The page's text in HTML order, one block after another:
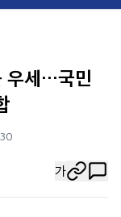
우세…국민
가